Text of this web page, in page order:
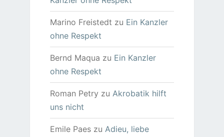
Marino Freistedt zu Ein Kanzler
ohne Respekt
Bernd Maqua zu Ein Kanzler
ohne Respekt
Roman Petry zu Akrobatik hilft
uns nicht
Emile Paeszu Adieu, liebe